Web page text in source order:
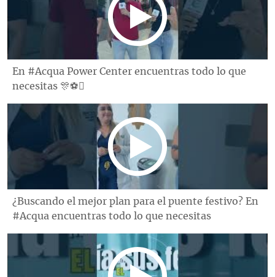
En #Acqua Power Center encuentras todo lo que
necesitas 🎊⚽️
¿Buscando el mejor plan para el puente festivo? En
#Acqua encuentras todo lo que necesitas